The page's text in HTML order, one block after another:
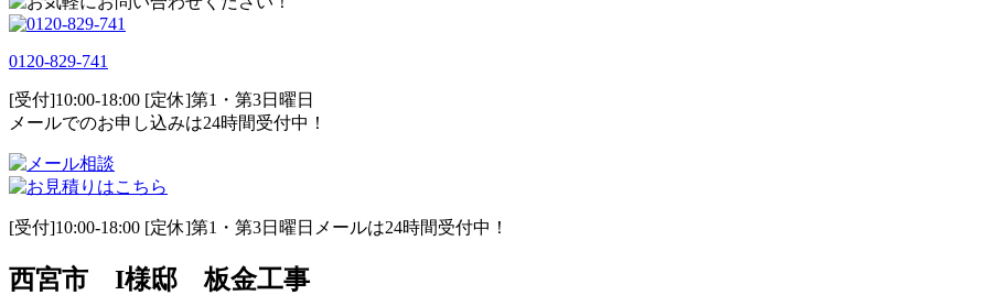
0120-829-741
[受付]10:00-18:00 [定休]第1・第3日曜日
メールでのお申し込みは24時間受付中！
[受付]10:00-18:00 [定休]第1・第3日曜日メールは24時間受付中！
西宮市 I様邸 板金工事